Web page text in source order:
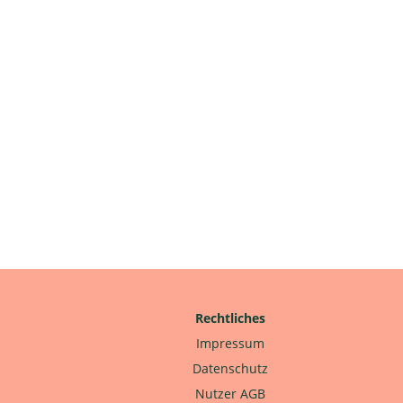
Rechtliches
Impressum
Datenschutz
Nutzer AGB